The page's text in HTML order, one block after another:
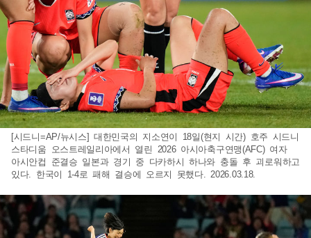
[시드니=AP/뉴시스] 대한민국의 지소연이 18일(현지 시간) 호주 시드니
스타디움 오스트레일리아에서 열린 2026 아시아축구연맹(AFC) 여자
아시안컵 준결승 일본과 경기 중 다카하시 하나와 충돌 후 괴로워하고
있다. 한국이 1-4로 패해 결승에 오르지 못했다. 2026.03.18.